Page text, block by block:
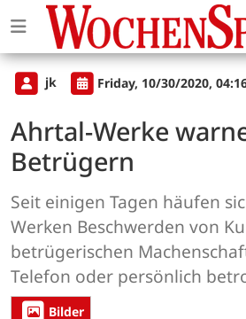
jk Friday, 10/30/2020,
Ahrtal-Werke
Betrügern
Seit einigen Tagen häufen
Werken Beschwerden von
betrügerischen
Telefon oder persönlich
Bilder